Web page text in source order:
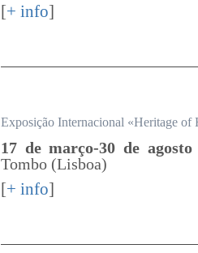
[+ info]
Exposição Internacional «Heritage
17 de março-30 de
Tombo (Lisboa)
[+ info]